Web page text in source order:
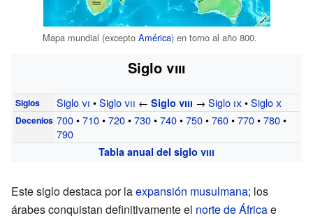
Mapa mundial (excepto América) en torno al año 800.
Siglo viii
Siglos Siglovi •Siglovii ←Siglo viii →Siglo ix•Siglox
Decenios 700•710•720•730•740•750•760•770•780•
790
Tabla anual del siglo viii
Este siglo destaca por laexpansión musulmana; los
árabes conquistan definitivamente el norte de Áfricae